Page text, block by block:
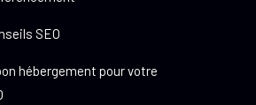
SEO
hébergement pour votre